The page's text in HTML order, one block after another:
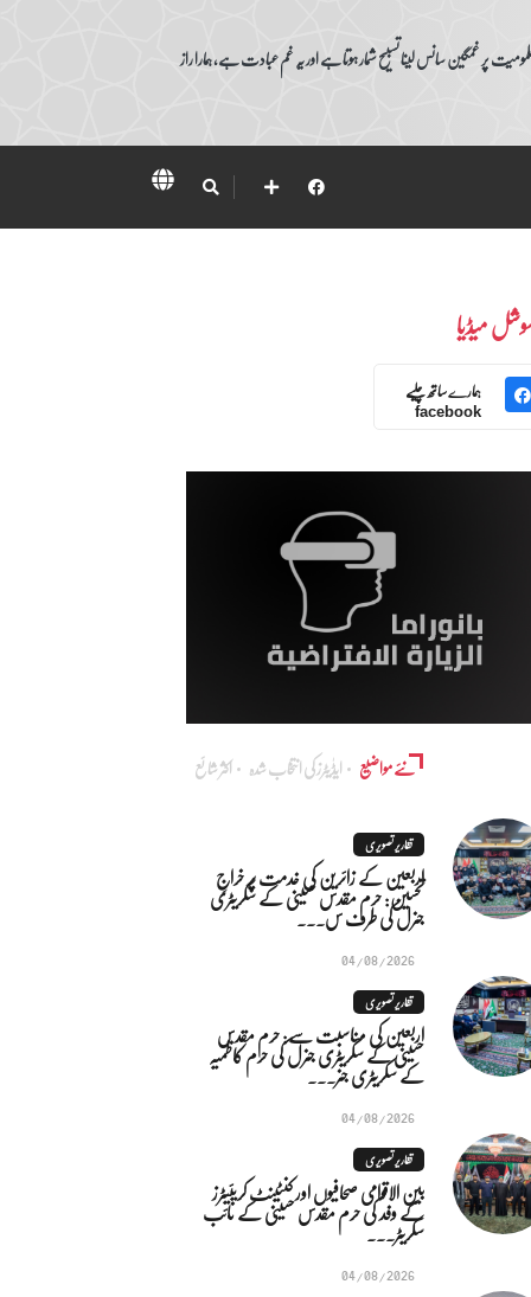
پر غمگین سانس لینا تسبیح شمار ہوتا ہے اور یہ غم عبادت ہے، ہمارا راز
میڈیا
ہمارے ساتھ چلیے
facebook
نئے مواضیع ایڈٰیٹرز کی انتخاب شدہ اکثر شائع
تقاریر تصویری
اربعین کے زائرین کی خدمت پر خراجِ
تحسین: حرم مقدس حسینی کے سکریٹری
جنرل کی طرف س...
04/08/2026
تقاریر تصویری
اربعین کی مناسبت سے: حرم مقدس
حسینی کے سکریٹری جنرل کی حرم کاظمیہ
کے سکریٹری جنر...
04/08/2026
تقاریر تصویری
بین الاقوامی صحافیوں اور کنٹینٹ کریئیٹرز
کے وفد کی حرم مقدس حسینی کے نائب
سکریٹر...
04/08/2026